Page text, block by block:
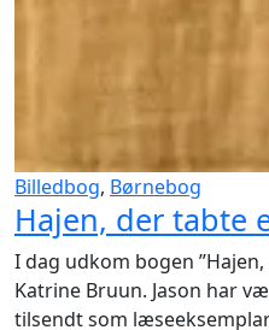
Billedbog, Børnebog
Hajen, der tabte
I dag udkom bogen
Katrine Bruun. Jason har
tilsendt som